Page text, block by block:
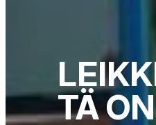
TÄ ON